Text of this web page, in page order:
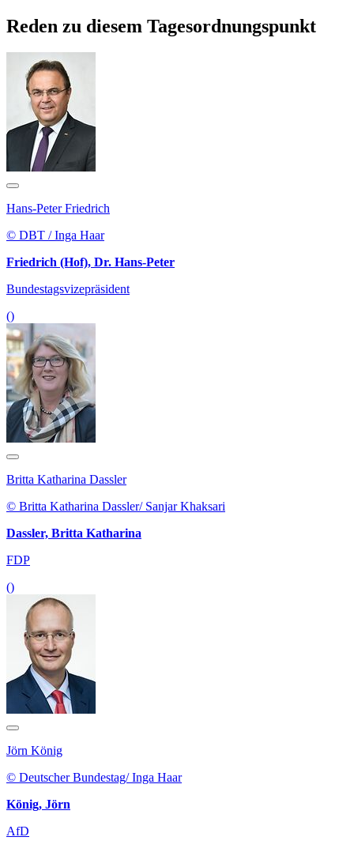
Reden zu diesem Tagesordnungspunkt
Hans-Peter Friedrich
© DBT / Inga Haar
Friedrich (Hof), Dr. Hans-Peter
Bundestagsvizepräsident
()
Britta Katharina Dassler
© Britta Katharina Dassler/ Sanjar Khaksari
Dassler, Britta Katharina
FDP
()
Jörn König
© Deutscher Bundestag/ Inga Haar
König, Jörn
AfD